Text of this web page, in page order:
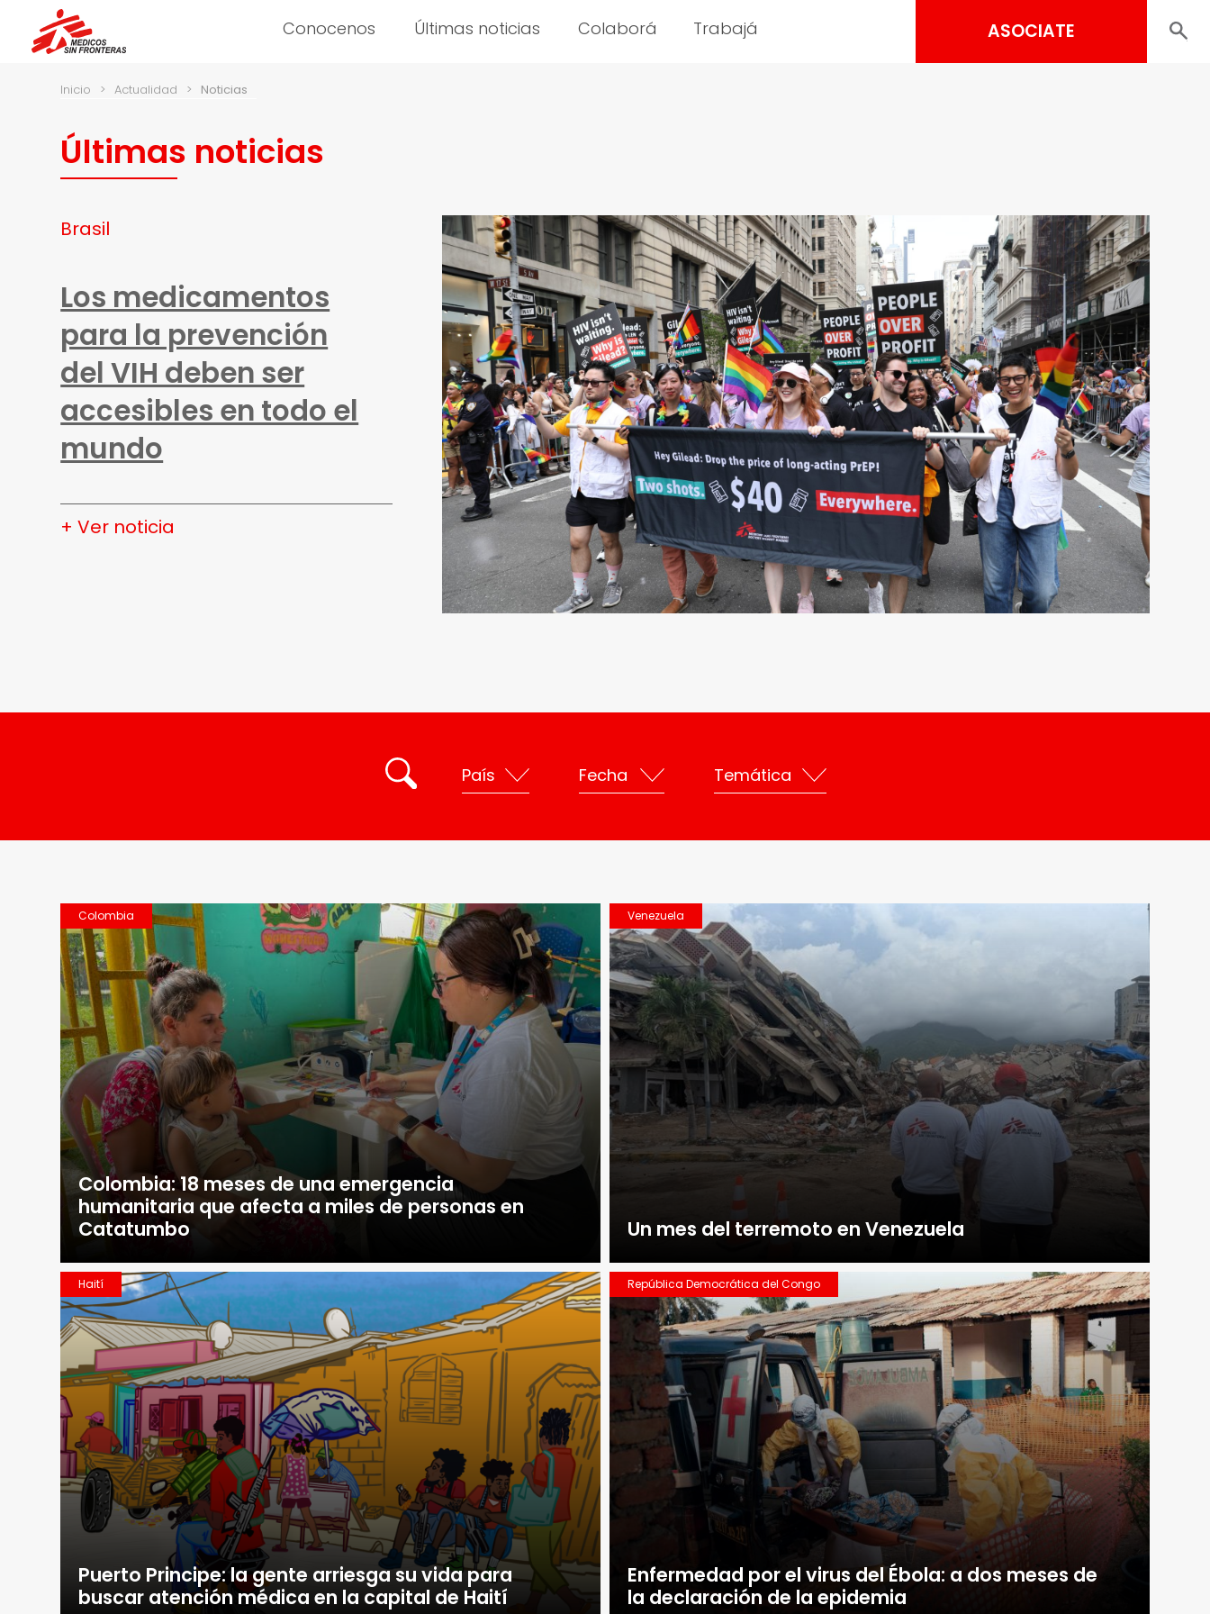
Conocenos Últimas noticias Colaborá Trabajá ASOCIATE
Inicio > Actualidad > Noticias
Últimas noticias
Brasil
Los medicamentos
para la prevención
del VIH deben ser
accesibles en todo el
mundo
+ Ver noticia
Colombia
Colombia: 18 meses de una emergencia
humanitaria que afecta a miles de personas en
Catatumbo
Venezuela
Un mes del terremoto en Venezuela
Haití
Puerto Principe: la gente arriesga su vida para
buscar atención médica en la capital de Haití
República Democrática del Congo
Enfermedad por el virus del Ébola: a dos meses de
la declaración de la epidemia